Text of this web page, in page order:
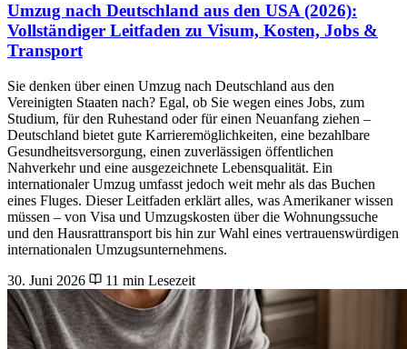
Umzug nach Deutschland aus den USA (2026):
Vollständiger Leitfaden zu Visum, Kosten, Jobs &
Transport
Sie denken über einen Umzug nach Deutschland aus den
Vereinigten Staaten nach? Egal, ob Sie wegen eines Jobs, zum
Studium, für den Ruhestand oder für einen Neuanfang ziehen –
Deutschland bietet gute Karrieremöglichkeiten, eine bezahlbare
Gesundheitsversorgung, einen zuverlässigen öffentlichen
Nahverkehr und eine ausgezeichnete Lebensqualität. Ein
internationaler Umzug umfasst jedoch weit mehr als das Buchen
eines Fluges. Dieser Leitfaden erklärt alles, was Amerikaner wissen
müssen – von Visa und Umzugskosten über die Wohnungssuche
und den Hausrattransport bis hin zur Wahl eines vertrauenswürdigen
internationalen Umzugsunternehmens.
30. Juni 2026
11 min Lesezeit